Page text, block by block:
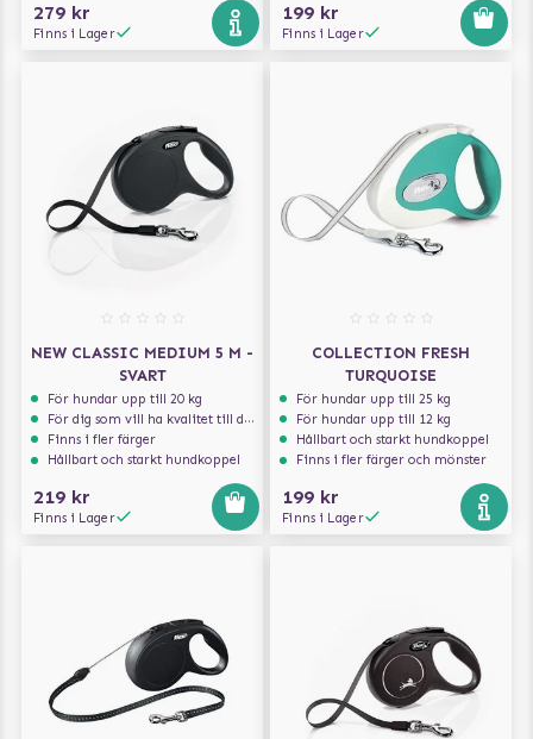
279 kr
Finns i Lager
199 kr
Finns i Lager
NEW CLASSIC MEDIUM 5 M -
SVART
För hundar upp till 20 kg
För dig som vill ha kvalitet till din hund!
Finns i fler färger
Hållbart och starkt hundkoppel
219 kr
Finns i Lager
COLLECTION FRESH
TURQUOISE
För hundar upp till 25 kg
För hundar upp till 12 kg
Hållbart och starkt hundkoppel
Finns i fler färger och mönster
199 kr
Finns i Lager